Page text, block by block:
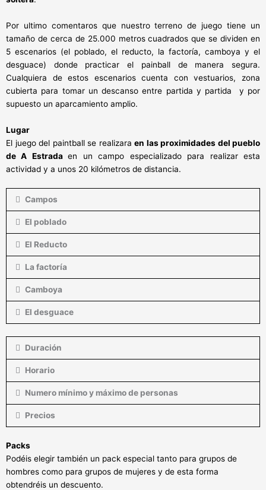
Por ultimo comentaros que nuestro terreno de juego tiene un
tamaño de cerca de 25.000 metros cuadrados que se dividen en
5 escenarios (el poblado, el reducto, la factoría, camboya y el
desguace) donde practicar el painball de manera segura.
Cualquiera de estos escenarios cuenta con vestuarios, zona
cubierta para tomar un descanso entre partida y partida y por
supuesto un aparcamiento amplio.
Lugar
El juego del paintball se realizara en las proximidades del pueblo
de A Estradaen un campo especializado para realizar esta
actividad y a unos 20 kilómetros de distancia.
Campos
El poblado
El Reducto
La factoría
Camboya
El desguace
Duración
Horario
Numero mínimo y máximo de personas
Precios
Packs
Podéis elegir también un pack especial tanto para grupos de
hombres como para grupos de mujeres y de esta forma
obtendréis un descuento.